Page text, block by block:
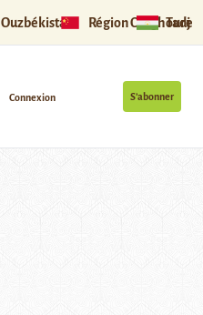
Ouzbékistan Région Ouïghoure
S’abonner
Connexion